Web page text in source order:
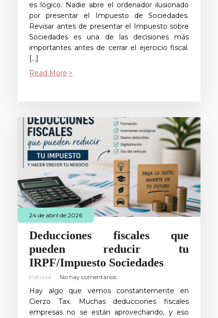
es lógico. Nadie abre el ordenador ilusionado
por presentar el Impuesto de Sociedades.
Revisar antes de presentar el Impuesto sobre
Sociedades es una de las decisiones más
importantes antes de cerrar el ejercicio fiscal.
[…]
Read More
24 de abril de 2026
Deducciones fiscales que
pueden reducir tu
IRPF/Impuesto Sociedades
Patricia No hay comentarios
Hay algo que vemos constantemente en
Cierzo Tax. Muchas deducciones fiscales
empresas no se están aprovechando, y eso